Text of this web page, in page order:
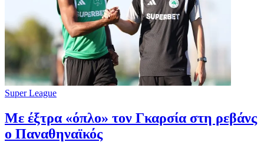
Super League
Mε έξτρα «όπλο» τον Γκαρσία στη ρεβάνς
ο Παναθηναϊκός